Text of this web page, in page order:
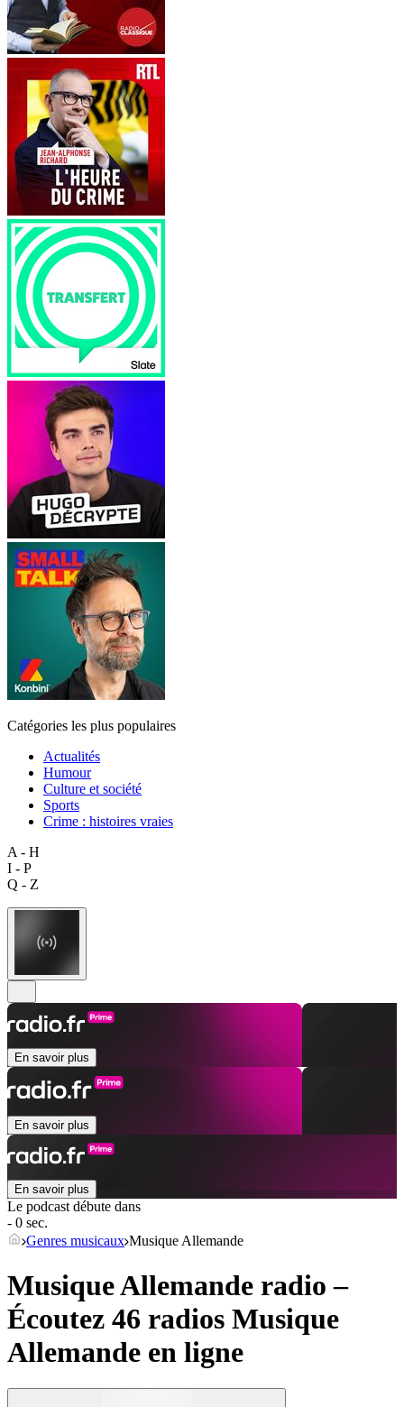
Catégories les plus populaires
Actualités
Humour
Culture et société
Sports
Crime : histoires vraies
A - H
I - P
Q - Z
En savoir plus
En savoir plus
En savoir plus
Le podcast débute dans
- 0 sec.
Genres musicaux Musique Allemande
Musique Allemande radio –
Écoutez 46 radios Musique
Allemande en ligne